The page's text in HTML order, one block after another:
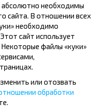
абсолютно необходимы
сайта. В отношении всех
необходимо
сайт использует
файлы «куки»
или отозвать
обработки